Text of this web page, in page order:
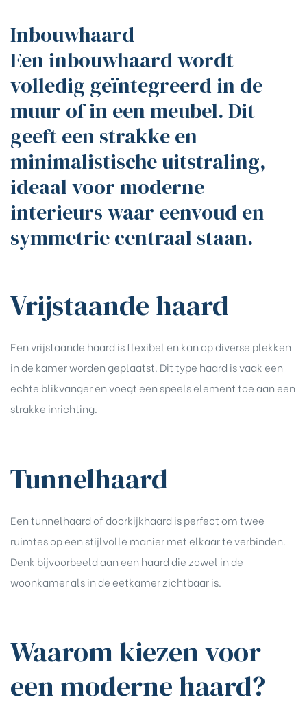
Inbouwhaard
Een inbouwhaard wordt
volledig geïntegreerd in de
muur of in een meubel. Dit
geeft een strakke en
minimalistische uitstraling,
ideaal voor moderne
interieurs waar eenvoud en
symmetrie centraal staan.
Vrijstaande haard
Een vrijstaande haard is flexibel en kan op diverse plekken
in de kamer worden geplaatst. Dit type haard is vaak een
echte blikvanger en voegt een speels element toe aan een
strakke inrichting.
Tunnelhaard
Een tunnelhaard of doorkijkhaard is perfect om twee
ruimtes op een stijlvolle manier met elkaar te verbinden.
Denk bijvoorbeeld aan een haard die zowel in de
woonkamer als in de eetkamer zichtbaar is.
Waarom kiezen voor
een moderne haard?